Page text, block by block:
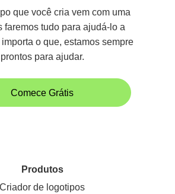
que você cria vem com uma
faremos tudo para ajudá-lo a
o que, estamos sempre
prontos para ajudar.
Comece Grátis
Produtos
Criador de logotipos